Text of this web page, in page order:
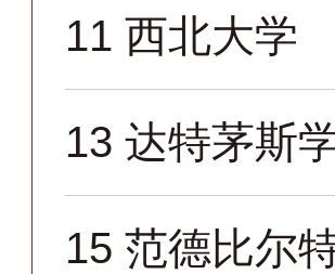
11 西北大学
13 达特茅斯
15 范德比尔